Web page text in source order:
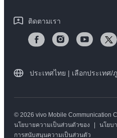
ติดตามเรา
ประเทศไทย | เลือกประเทศ/
© 2026 vivo Mobile Communication
นโยบายความเป็นส่วนตัวของ
นโยบ
การสนับสนุนความเป็นส่วนตัว